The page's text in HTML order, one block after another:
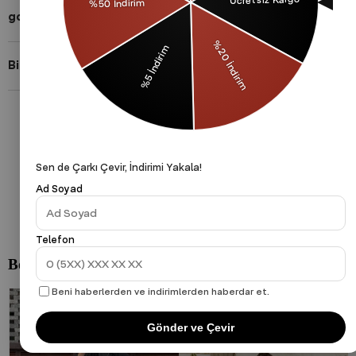
gothamVibes Hakkında
Bizi Takip Et!
Sen de Çarkı Çevir, İndirimi Yakala!
Ad Soyad
Telefon
Beni haberlerden ve indirimlerden haberdar et.
Gönder ve Çevir